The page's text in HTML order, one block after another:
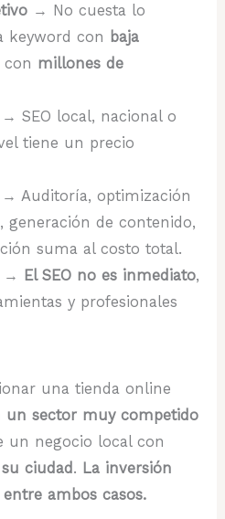
→ No cuesta lo
keyword con baja
millones de
SEO local, nacional o
tiene un precio
Auditoría, optimización
de contenido,
suma al costo total.
El SEO no es inmediato,
y profesionales
una tienda online
un sector muy competido
un negocio local con
ciudad . La inversión
ambos casos.